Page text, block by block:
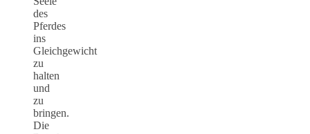
des
Pferdes
ins
Gleichgewicht
zu
halten
und
zu
bringen.
Die